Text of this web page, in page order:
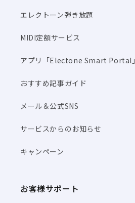
エレクトーン弾き放題
MIDI定額サービス
アプリ「Electone Smart Portal」
おすすめ記事ガイド
メール＆公式SNS
サービスからのお知らせ
キャンペーン
お客様サポート